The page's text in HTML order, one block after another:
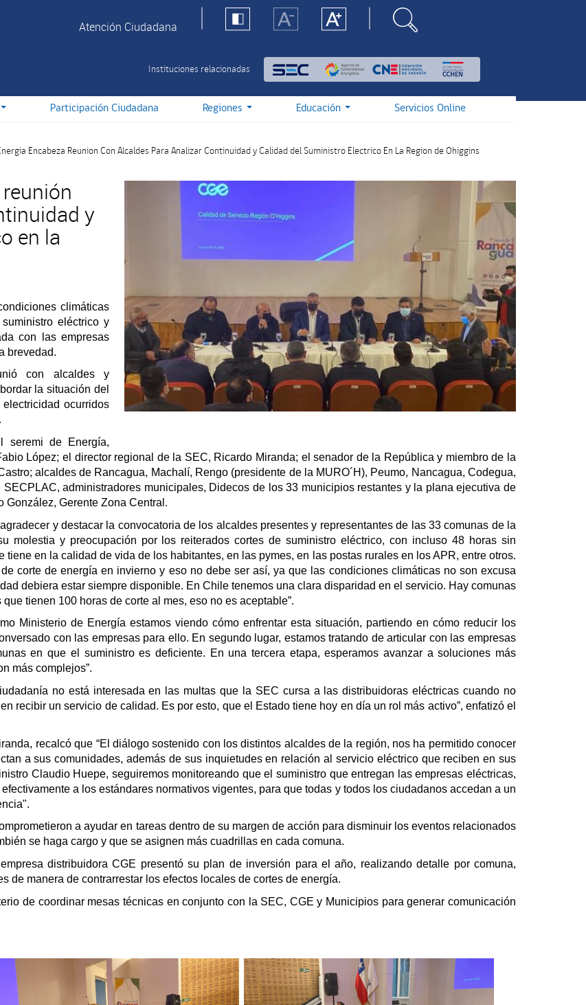
Atención Ciudadana
Instituciones relacionadas
Participación Ciudadana Regiones Educación Servicios Online
Encabeza Reunion Con Alcaldes Para Analizar Continuidad y Calidad del Suministro Electrico En La Region de Ohiggins
y
en la
climáticas
eléctrico y
con las empresas
brevedad.
con alcaldes y
la situación del
ocurridos
seremi de Energía,
López; el director regional de la SEC, Ricardo Miranda; el senador de la República y miembro de la
alcaldes de Rancagua, Machalí, Rengo (presidente de la MURO´H), Peumo, Nancagua, Codegua,
administradores municipales, Didecos de los 33 municipios restantes y la plana ejecutiva de
González, Gerente Zona Central.
y destacar la convocatoria de los alcaldes presentes y representantes de las 33 comunas de la
molestia y preocupación por los reiterados cortes de suministro eléctrico, con incluso 48 horas sin
en la calidad de vida de los habitantes, en las pymes, en las postas rurales en los APR, entre otros.
corte de energía en invierno y eso no debe ser así, ya que las condiciones climáticas no son excusa
debiera estar siempre disponible. En Chile tenemos una clara disparidad en el servicio. Hay comunas
tienen 100 horas de corte al mes, eso no es aceptable”.
Ministerio de Energía estamos viendo cómo enfrentar esta situación, partiendo en cómo reducir los
con las empresas para ello. En segundo lugar, estamos tratando de articular con las empresas
en que el suministro es deficiente. En una tercera etapa, esperamos avanzar a soluciones más
más complejos”.
no está interesada en las multas que la SEC cursa a las distribuidoras eléctricas cuando no
recibir un servicio de calidad. Es por esto, que el Estado tiene hoy en día un rol más activo”, enfatizó el
recalcó que “El diálogo sostenido con los distintos alcaldes de la región, nos ha permitido conocer
a sus comunidades, además de sus inquietudes en relación al servicio eléctrico que reciben en sus
Claudio Huepe, seguiremos monitoreando que el suministro que entregan las empresas eléctricas,
a los estándares normativos vigentes, para que todas y todos los ciudadanos accedan a un
a ayudar en tareas dentro de su margen de acción para disminuir los eventos relacionados
se haga cargo y que se asignen más cuadrillas en cada comuna.
distribuidora CGE presentó su plan de inversión para el año, realizando detalle por comuna,
de manera de contrarrestar los efectos locales de cortes de energía.
de coordinar mesas técnicas en conjunto con la SEC, CGE y Municipios para generar comunicación